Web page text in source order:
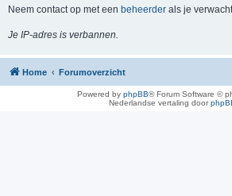
Neem contact op met een beheerder als je
Je IP-adres is verbannen.
Home Forumoverzicht
Powered by phpBB® Forum Software ©
Nederlandse vertaling door